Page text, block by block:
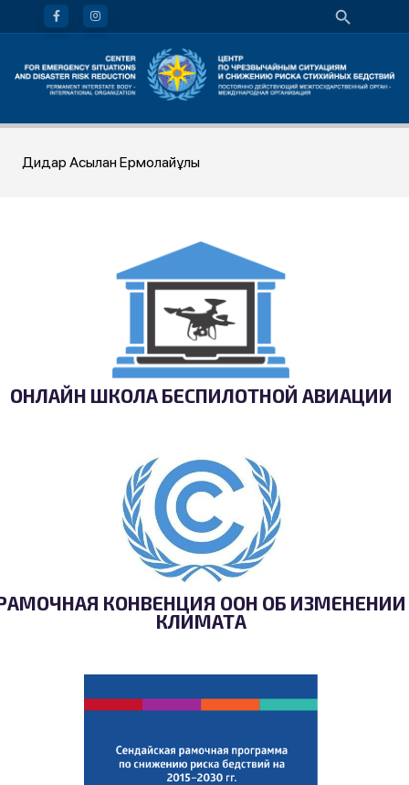
Дидар Асылан Ермолайұлы
ОНЛАЙН ШКОЛА БЕСПИЛОТНОЙ АВИАЦИИ
КОНВЕНЦИЯ ООН ОБ ИЗМЕНЕНИИ
КЛИМАТА